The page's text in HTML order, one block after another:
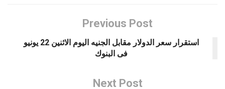
Previous Post
استقرار سعر الدولار مقابل الجنيه اليوم الاثنين 22 يونيو
فى البنوك
Next Post